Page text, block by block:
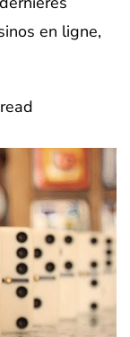
en ligne,